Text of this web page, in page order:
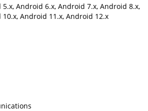
Android 6.x, Android 7.x, Android 8.x,
Android 11.x, Android 12.x